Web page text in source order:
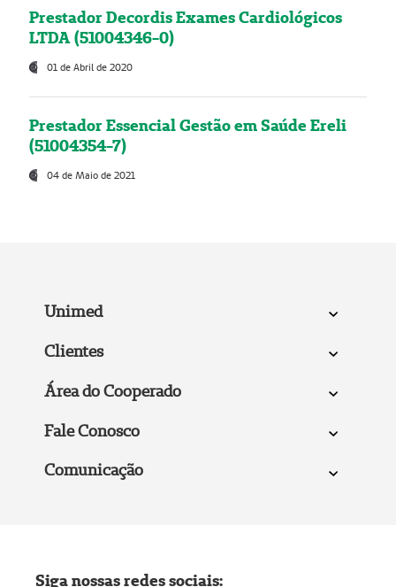
Prestador Decordis Exames Cardiológicos
LTDA (51004346-0)
01 de Abril de 2020
Prestador Essencial Gestão em Saúde Ereli
(51004354-7)
04 de Maio de 2021
Unimed
Clientes
Área do Cooperado
Fale Conosco
Comunicação
Siga nossas redes sociais: